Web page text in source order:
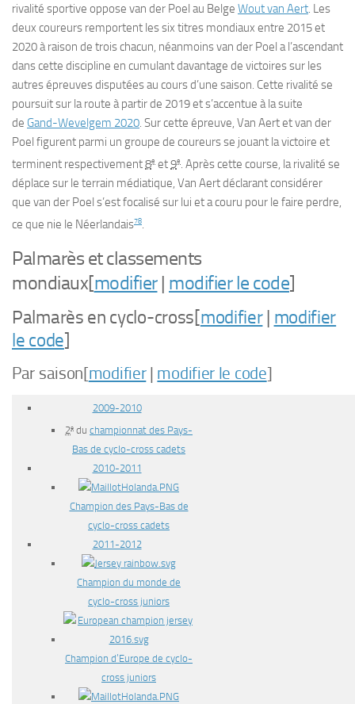
rivalité sportive oppose van der Poel au Belge Wout van Aert. Les
deux coureurs remportent les six titres mondiaux entre 2015 et
2020 à raison de trois chacun, néanmoins van der Poel a l’ascendant
dans cette discipline en cumulant davantage de victoires sur les
autres épreuves disputées au cours d’une saison. Cette rivalité se
poursuit sur la route à partir de 2019 et s’accentue à la suite
de Gand-Wevelgem 2020. Sur cette épreuve, Van Aert et van der
Poel figurent parmi un groupe de coureurs se jouant la victoire et
terminent respectivement8e et9e. Après cette course, la rivalité se
déplace sur le terrain médiatique, Van Aert déclarant considérer
que van der Poel s’est focalisé sur lui et a couru pour le faire perdre,
ce que nie le Néerlandais78.
Palmarès et classements
mondiaux[modifier| modifier le code]
Palmarès en cyclo-cross[modifier| modifier
le code]
Par saison[modifier| modifier le code]
2009-2010
2e du championnat des Pays-
Bas de cyclo-cross cadets
2010-2011
Champion des Pays-Bas de
cyclo-cross cadets
2011-2012
Champion du monde de
cyclo-cross juniors
Champion d’Europe de cyclo-
cross juniors